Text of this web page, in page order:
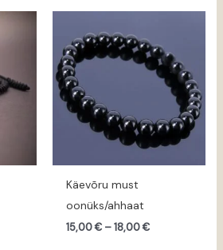
Käevõru must
oonüks/ahhaat
15,00€ – 18,00€
kuni
18,00 €